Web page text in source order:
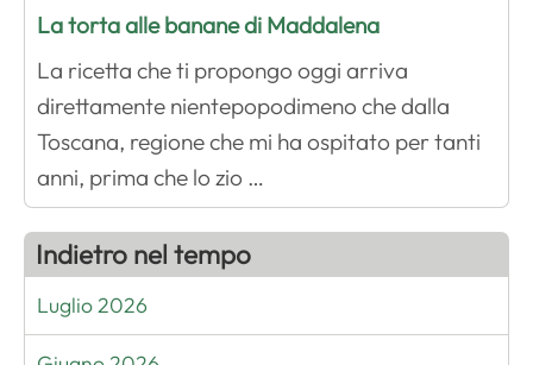
La torta alle banane di Maddalena
La ricetta che ti propongo oggi arriva
direttamente nientepopodimeno che dalla
Toscana, regione che mi ha ospitato per tanti
anni, prima che lo zio …
Indietro nel tempo
Luglio 2026